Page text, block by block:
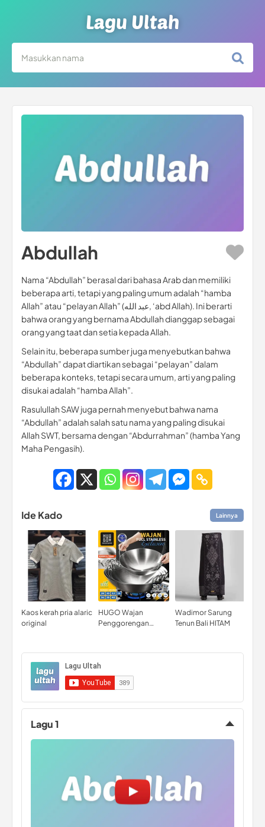
Lagu Ultah
Abdullah
Nama “Abdullah” berasal dari bahasa Arab dan memiliki
beberapa arti, tetapi yang paling umum adalah “hamba
Allah” atau “pelayan Allah” (عبد الله, ‘abd Allah). Ini berarti
bahwa orang yang bernama Abdullah dianggap sebagai
orang yang taat dan setia kepada Allah.
Selain itu, beberapa sumber juga menyebutkan bahwa
“Abdullah” dapat diartikan sebagai “pelayan” dalam
beberapa konteks, tetapi secara umum, arti yang paling
disukai adalah “hamba Allah”.
Rasulullah SAW juga pernah menyebut bahwa nama
“Abdullah” adalah salah satu nama yang paling disukai
Allah SWT, bersama dengan “Abdurrahman” (hamba Yang
Maha Pengasih).
Ide Kado Lainnya
Kaos kerah pria alaric
original
HUGO Wajan
Penggorengan
Serbaguna Wokpan
Premium Quality
Wadimor Sarung
Tenun Bali HITAM
Lagu 1